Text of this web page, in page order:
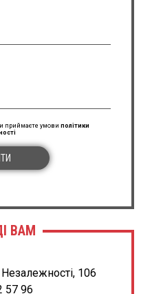
приймаєте умови політики
ВАМ
106
57 96